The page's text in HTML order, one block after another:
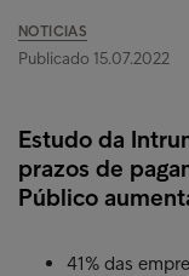
NOTICIAS
Publicado 15.07.2022
Estudo da
prazos de
Público
41% das